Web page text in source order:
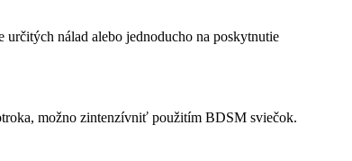
nálad alebo jednoducho na poskytnutie
možno zintenzívniť použitím BDSM sviečok.